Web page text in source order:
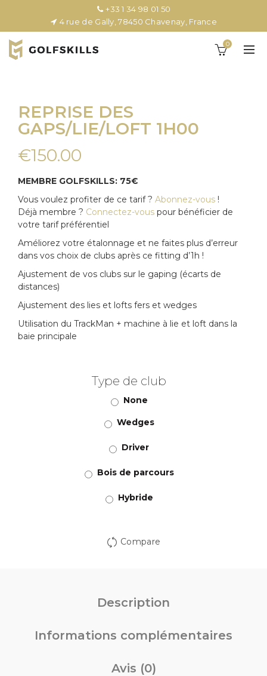
+33 1 34 98 01 50
4 rue de Gally, 78450 Chavenay, France
0
REPRISE DES
GAPS/LIE/LOFT 1H00
€150.00
MEMBRE GOLFSKILLS: 75€
Vous voulez profiter de ce tarif ? Abonnez-vous !
Déjà membre ? Connectez-vous pour bénéficier de
votre tarif préférentiel
Améliorez votre étalonnage et ne faites plus d’erreur
dans vos choix de clubs après ce fitting d’1h !
Ajustement de vos clubs sur le gaping (écarts de
distances)
Ajustement des lies et lofts fers et wedges
Utilisation du TrackMan + machine à lie et loft dans la
baie principale
Type de club
None
Wedges
Driver
Bois de parcours
Hybride
Compare
Description
Informations complémentaires
Avis (0)